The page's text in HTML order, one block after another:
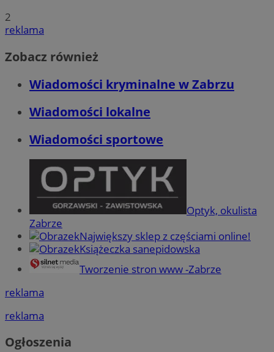
2
reklama
Zobacz również
Wiadomości kryminalne w Zabrzu
Wiadomości lokalne
Wiadomości sportowe
Optyk, okulista
Zabrze
Największy sklep z częściami online!
Książeczka sanepidowska
Tworzenie stron www -Zabrze
reklama
reklama
Ogłoszenia